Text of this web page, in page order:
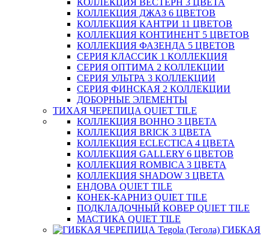
КОЛЛЕКЦИЯ ВЕСТЕРН 3 ЦВЕТА
КОЛЛЕКЦИЯ ДЖАЗ 6 ЦВЕТОВ
КОЛЛЕКЦИЯ КАНТРИ 11 ЦВЕТОВ
КОЛЛЕКЦИЯ КОНТИНЕНТ 5 ЦВЕТОВ
КОЛЛЕКЦИЯ ФАЗЕНДА 5 ЦВЕТОВ
СЕРИЯ КЛАССИК 1 КОЛЛЕКЦИЯ
СЕРИЯ ОПТИМА 2 КОЛЛЕКЦИИ
СЕРИЯ УЛЬТРА 3 КОЛЛЕКЦИИ
СЕРИЯ ФИНСКАЯ 2 КОЛЛЕКЦИИ
ДОБОРНЫЕ ЭЛЕМЕНТЫ
ТИХАЯ ЧЕРЕПИЦА QUIET TILE
КОЛЛЕКЦИЯ BOHHO 3 ЦВЕТА
КОЛЛЕКЦИЯ BRICK 3 ЦВЕТА
КОЛЛЕКЦИЯ ECLECTICA 4 ЦВЕТА
КОЛЛЕКЦИЯ GALLERY 6 ЦВЕТОВ
КОЛЛЕКЦИЯ ROMBICA 3 ЦВЕТА
КОЛЛЕКЦИЯ SHADOW 3 ЦВЕТА
ЕНДОВА QUIET TILE
КОНЕК-КАРНИЗ QUIET TILE
ПОДКЛАДОЧНЫЙ КОВЕР QUIET TILE
МАСТИКА QUIET TILE
ГИБКАЯ